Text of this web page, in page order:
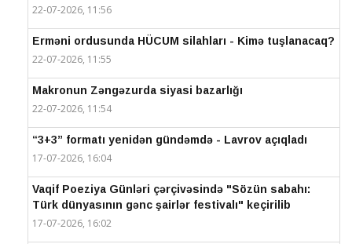
22-07-2026, 11:56
Erməni ordusunda HÜCUM silahları - Kimə tuşlanacaq?
22-07-2026, 11:55
Makronun Zəngəzurda siyasi bazarlığı
22-07-2026, 11:54
“3+3” formatı yenidən gündəmdə - Lavrov açıqladı
17-07-2026, 16:04
Vaqif Poeziya Günləri çərçivəsində "Sözün sabahı:
Türk dünyasının gənc şairlər festivalı" keçirilib
17-07-2026, 16:02